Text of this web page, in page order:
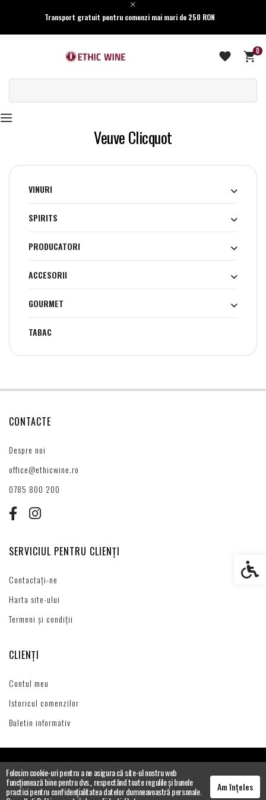
Transport gratuit pentru comenzi mai mari de 250 RON
0
Veuve Clicquot
VINURI
SPIRITS
PRODUCATORI
ACCESORII
GOURMET
TABAC
Folosim cookie-uri pentru a ne asigura că site-ul nostru web
funcționează bine pentru dvs., respectând toate regulile și bunele
practici pentru confidențialitatea datelor dumneavoastră personale. Am înțeles
CONTACTE
Despre noi
office@ethicwine.ro
0785 800 200
SERVICIUL PENTRU CLIENȚI
Contactați-ne
Harta site-ului
Termeni și condiții
CLIENȚI
Contul meu
Istoricul comenzilor
Buletin informativ
Setări